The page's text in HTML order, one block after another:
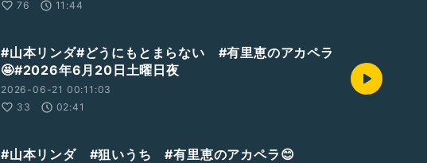
76
11:44
#山本リンダ#どうにもとまらない #有里恵のアカペラ
🤩#2026年6月20日土曜日夜
2026-06-21 00:11:03
33
02:41
#山本リンダ #狙いうち #有里恵のアカペラ😊